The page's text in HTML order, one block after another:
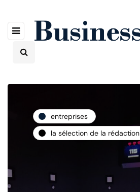
entreprises
la sélection de la rédaction